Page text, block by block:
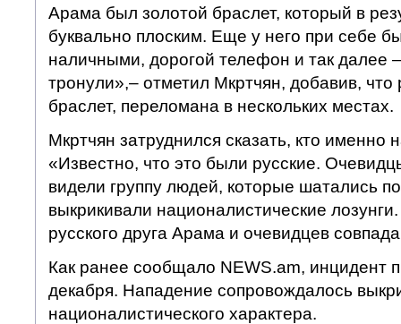
Арама был золотой браслет, который в
буквально плоским. Еще у него при себе
наличными, дорогой телефон и так далее
тронули»,– отметил Мкртчян, добавив, что
браслет, переломана в нескольких местах.
Мкртчян затруднился сказать, кто именно
«Известно, что это были русские.
видели группу людей, которые шатались
выкрикивали националистические
русского друга Арама и очевидцев
Как ранее сообщало NEWS.am, инцидент
декабря. Нападение сопровождалось
националистического характера.